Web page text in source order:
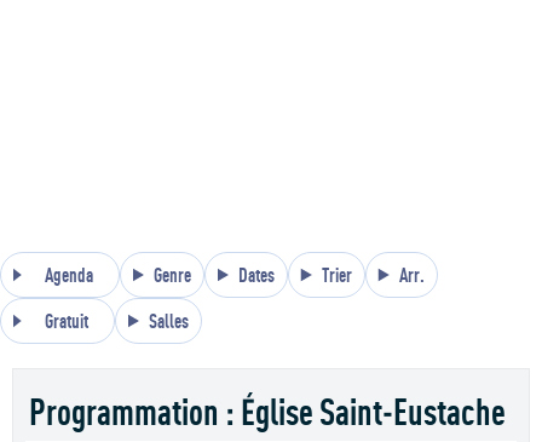
Agenda Genre Dates Trier Arr.
Gratuit Salles
Programmation : Église Saint-Eustache